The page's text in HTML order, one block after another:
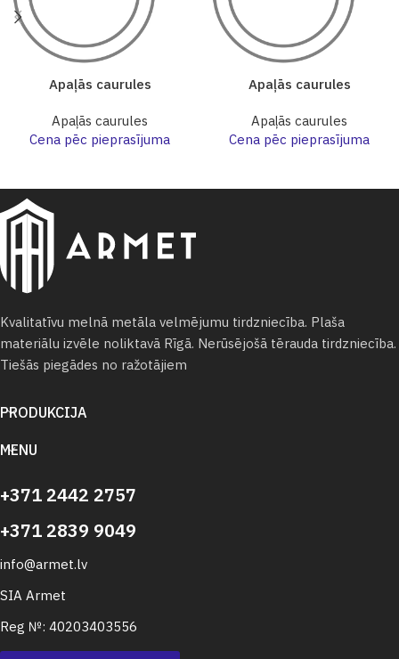
Apaļās caurules
Apaļās caurules
Cena pēc pieprasījuma
Apaļās caurules
Apaļās caurules
Cena pēc pieprasījuma
Kvalitatīvu melnā metāla velmējumu tirdzniecība. Plaša
materiālu izvēle noliktavā Rīgā. Nerūsējošā tērauda tirdzniecība.
Tiešās piegādes no ražotājiem
PRODUKCIJA
MENU
+371 2442 2757
+371 2839 9049
info@armet.lv
SIA Armet
Reg №: 40203403556